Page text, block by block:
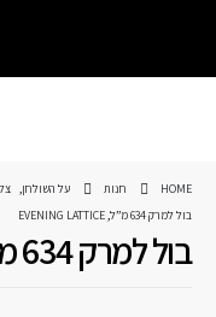
HOME חנות על השולחן,
בול למרק 634 מ”ל, EVENING LATTICE
בול למרק 634 מ”ל, Evening Lattice